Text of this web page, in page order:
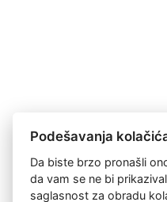
Podešavanja
Da biste brzo pronašli
da vam se ne bi
saglasnost zaobradu